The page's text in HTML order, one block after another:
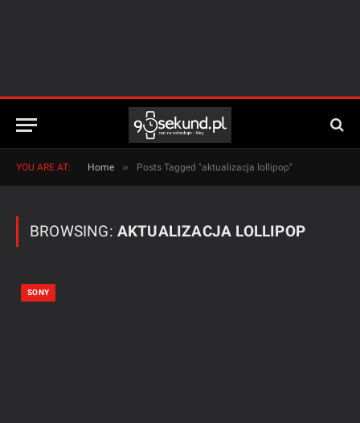
YOU ARE AT: Home » Posts Tagged "aktualizacja lollipop"
BROWSING: AKTUALIZACJA LOLLIPOP
SONY